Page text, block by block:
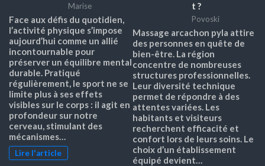
Marise
Face aux défis du quotidien,
l’activité physique s’impose
aujourd’hui comme un allié
incontournable pour
préserver un équilibre mental
durable. Pratiqué
régulièrement, le sport ne se
limite plus à ses effets
visibles sur le corps : il agit en
profondeur sur notre
cerveau, stimulant des
mécanismes…
Lire l'article
t ?
Povoski
Massage arcachon pyla attire
des personnes en quête de
bien-être. La région
concentre de nombreuses
structures professionnelles.
Leur diversité technique
permet de répondre à des
attentes variées. Les
habitants et visiteurs
recherchent efficacité et
confort lors de leurs soins. Le
choix d’un établissement
équipé devient…